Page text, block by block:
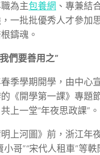
為主包養網 、專兼結
一批批優秀人才參加
鑄魂。
們要善用之”
季學期開學，由中心
《開學第一課》專題
上一堂“年夜思政課”。
上河圖》前，浙江年
小哥”“宋代人租車”等